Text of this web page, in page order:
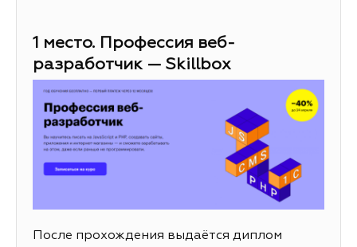
1 место. Профессия веб-
разработчик — Skillbox
После прохождения выдаётся диплом